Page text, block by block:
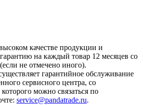
качестве продукции и
на каждый товар 12 месяцев со
не отмечено иного).
гарантийное обслуживание
сервисного центра, со
можно связаться по
service@pandatrade.ru.